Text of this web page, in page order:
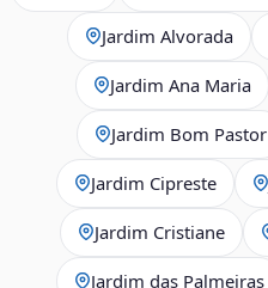
Jardim Alvorada
Jardim Ana Maria
Jardim Bom Pastor
Jardim Cipreste
Jardim Cristiane
Jardim das Palmeiras